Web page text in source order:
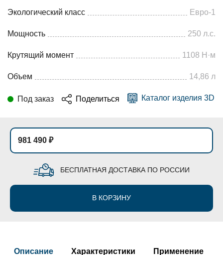
Экологический класс Евро-1
Мощность 250 л.с.
Крутящий момент 1108 Н·м
Объем 14,86 л
Под заказ Поделиться Каталог изделия 3D
981 490 ₽
БЕСПЛАТНАЯ ДОСТАВКА ПО РОССИИ
В КОРЗИНУ
Описание Характеристики Применение